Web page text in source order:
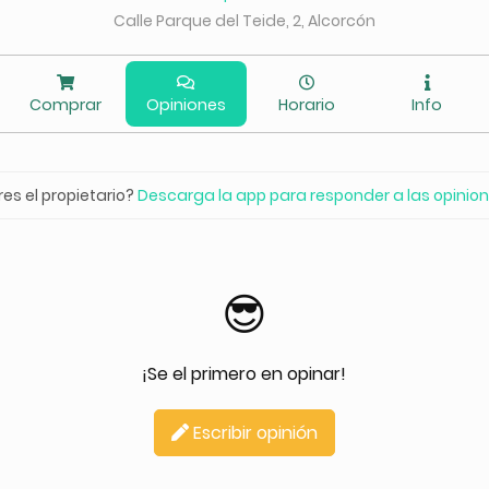
Calle Parque del Teide, 2, Alcorcón
Comprar Opiniones Horario Info
el propietario? Descarga la app para responder a las
😎
¡Se el primero en opinar!
Escribir opinión